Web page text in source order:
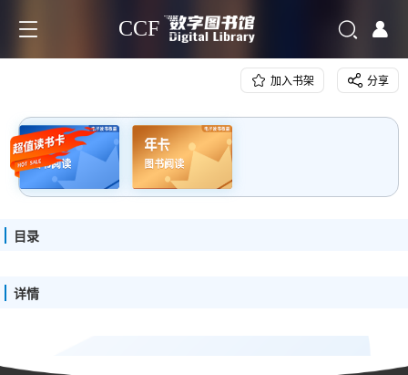
CCF
加入书架 分享
目录
详情